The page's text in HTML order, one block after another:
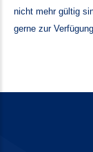
nicht mehr gültig
gerne zur Verfügung.